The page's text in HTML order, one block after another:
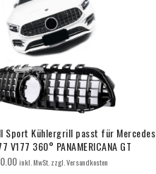
Sport Kühlergrill passt für Mercedes
V177 360° PANAMERICANA GT
inkl. MwSt. zzgl. Versandkosten